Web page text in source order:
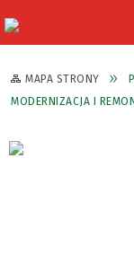
MAPA STRONY
MODERNIZACJA I